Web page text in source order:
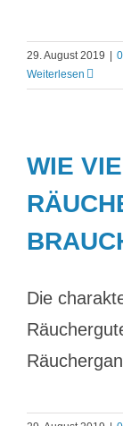
29. August 2019
Weiterlesen
WIE
Die